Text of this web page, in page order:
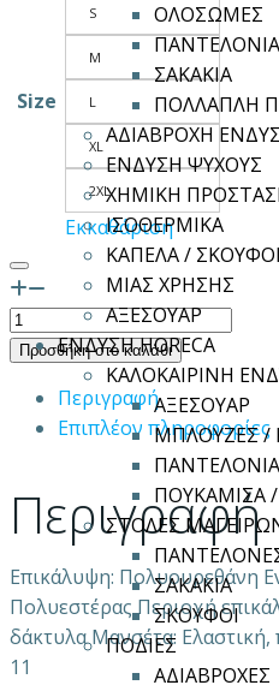
ΟΛΟΣΩΜΕΣ
ΠΑΝΤΕΛΟΝΙΑ
ΣΑΚΑΚΙΑ
ΠΟΛΛΑΠΛΗ
ΑΔΙΑΒΡΟΧΗ
ΕΝΔΥΣΗ ΨΥΧΟΥΣ
ΧΗΜΙΚΗ
ΙΣΟΘΕΡΜΙΚΑ
ΚΑΠΕΛΑ / ΣΚΟΥΦΟΙ
ΜΙΑΣ ΧΡΗΣΗΣ
ΑΞΕΣΟΥΑΡ
ΕΝΔΥΣΗ HORECA
ΚΑΛΟΚΑΙΡΙΝΗ
ΑΞΕΣΟΥΑΡ
ΜΠΛΟΥΖΕΣ /
ΠΟΥΚΑΜΙΣΑ
ΣΤΟΛΕΣ
ΣΑΚΑΚΙΑ
ΣΚΟΥΦΟΙ
ΠΟΔΙΕΣ
ΑΔΙΑΒΡΟΧΕΣ
Size
S
M
L
XL
2XL
Εκκαθάριση
Γάντια
Πολυουρεθάνης
DEFENDER
ποσότητα
Προσθήκη στο καλάθι
Περιγραφή
Επιπλέον πληροφορίες
Περιγραφή
Eπικάλυψη: Πολυουρεθάνη
Πολυεστέρας Περιοχή
δάκτυλα Μανσέτα: Ελαστική,
11